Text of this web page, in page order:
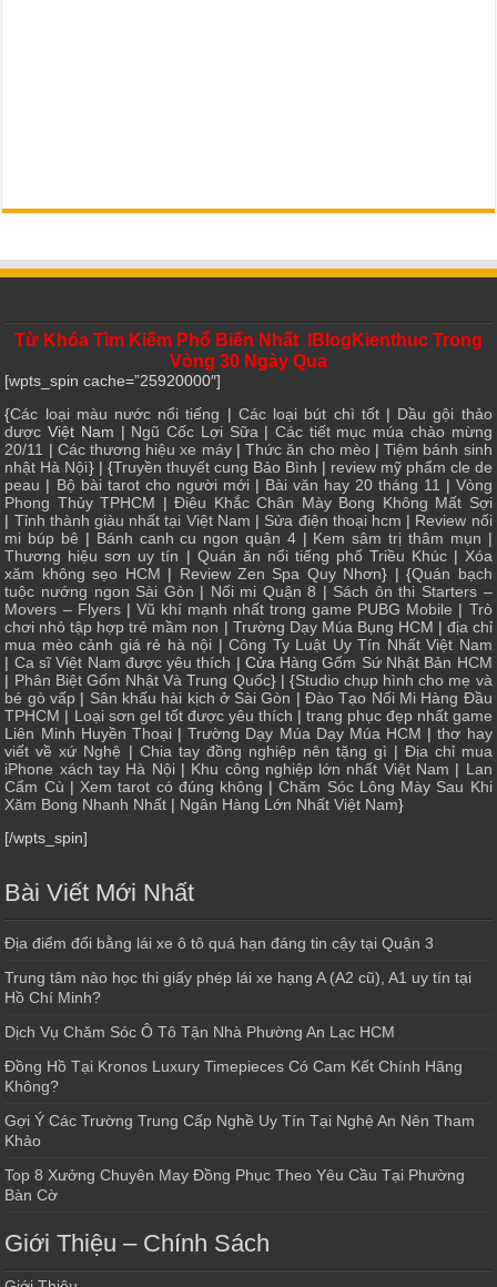
Từ Khóa Tìm Kiếm Phổ Biến Nhất IBlogKienthuc Trong
Vòng 30 Ngày Qua
[wpts_spin cache=”25920000″]
{Các loại màu nước nổi tiếng | Các loại bút chì tốt| Dầu gội thảo
dược Việt Nam | Ngũ Cốc Lợi Sữa | Các tiết mục múa chào mừng
20/11 | Các thương hiệu xe máy|Thức ăn cho mèo|Tiệm bánh sinh
nhật Hà Nội} | {Truyền thuyết cung Bảo Bình | review mỹ phẩm cle de
peau | Bộ bài tarot cho người mới| Bài văn hay 20 tháng 11 | Vòng
Phong Thủy TPHCM |Điêu Khắc Chân Mày Bong Không Mất Sợi
| Tỉnh thành giàu nhất tại Việt Nam | Sửa điện thoại hcm | Review nối
mi búp bê | Bánh canh cu ngon quận 4| Kem sâm trị thâm mụn |
Thương hiệu sơn uy tín | Quán ăn nổi tiếng phố Triều Khúc| Xóa
xăm không sẹo HCM | Review Zen Spa Quy Nhơn} | {Quán bạch
tuộc nướng ngon Sài Gòn | Nối mi Quận 8 | Sách ôn thi Starters –
Movers – Flyers| Vũ khí mạnh nhất trong game PUBG Mobile | Trò
chơi nhỏ tập hợp trẻ mầm non | Trường Dạy Múa Bụng HCM | địa chỉ
mua mèo cảnh giá rẻ hà nội |Công Ty Luật Uy Tín Nhất Việt Nam
| Ca sĩ Việt Nam được yêu thích | Cửa Hàng Gốm Sứ Nhật Bản HCM
| Phân Biệt Gốm Nhật Và Trung Quốc} | {Studio chụp hình cho mẹ và
bé gò vấp | Sân khấu hài kịch ở Sài Gòn |Đào Tạo Nối Mi Hàng Đầu
TPHCM | Loại sơn gel tốt được yêu thích | trang phục đẹp nhất game
Liên Minh Huyền Thoại|Trường Dạy Múa Dạy Múa HCM |thơ hay
viết về xứ Nghệ | Chia tay đồng nghiệp nên tặng gì | Địa chỉ mua
iPhone xách tay Hà Nội| Khu công nghiệp lớn nhất Việt Nam | Lan
Cẩm Cù | Xem tarot có đúng không |Chăm Sóc Lông Mày Sau Khi
Xăm Bong Nhanh Nhất | Ngân Hàng Lớn Nhất Việt Nam}
[/wpts_spin]
Bài Viết Mới Nhất
Địa điểm đổi bằng lái xe ô tô quá hạn đáng tin cậy tại Quận 3
Trung tâm nào học thi giấy phép lái xe hạng A (A2 cũ), A1 uy tín tại
Hồ Chí Minh?
Dịch Vụ Chăm Sóc Ô Tô Tận Nhà Phường An Lạc HCM
Đồng Hồ Tại Kronos Luxury Timepieces Có Cam Kết Chính Hãng
Không?
Gợi Ý Các Trường Trung Cấp Nghề Uy Tín Tại Nghệ An Nên Tham
Khảo
Top 8 Xưởng Chuyên May Đồng Phục Theo Yêu Cầu Tại Phường
Bàn Cờ
Giới Thiệu – Chính Sách